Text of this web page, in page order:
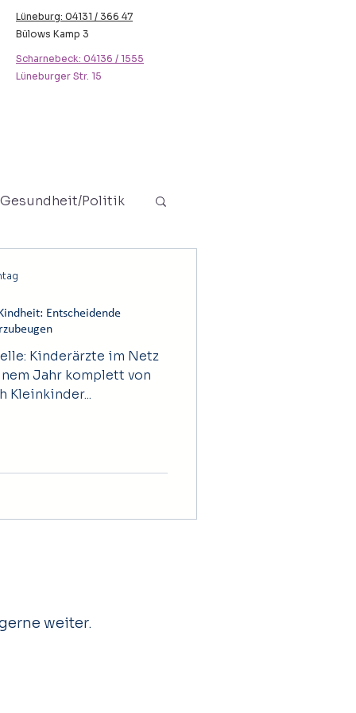
Lüneburg: 04131 / 366 47
Bülows Kamp 3
Scharnebeck: 04136 / 1555
Lüneburger Str. 15
Gesundheit/Politik
Entscheidende
Kinderärzte im Netz
Jahr komplett von
Kleinkinder...
weiter.